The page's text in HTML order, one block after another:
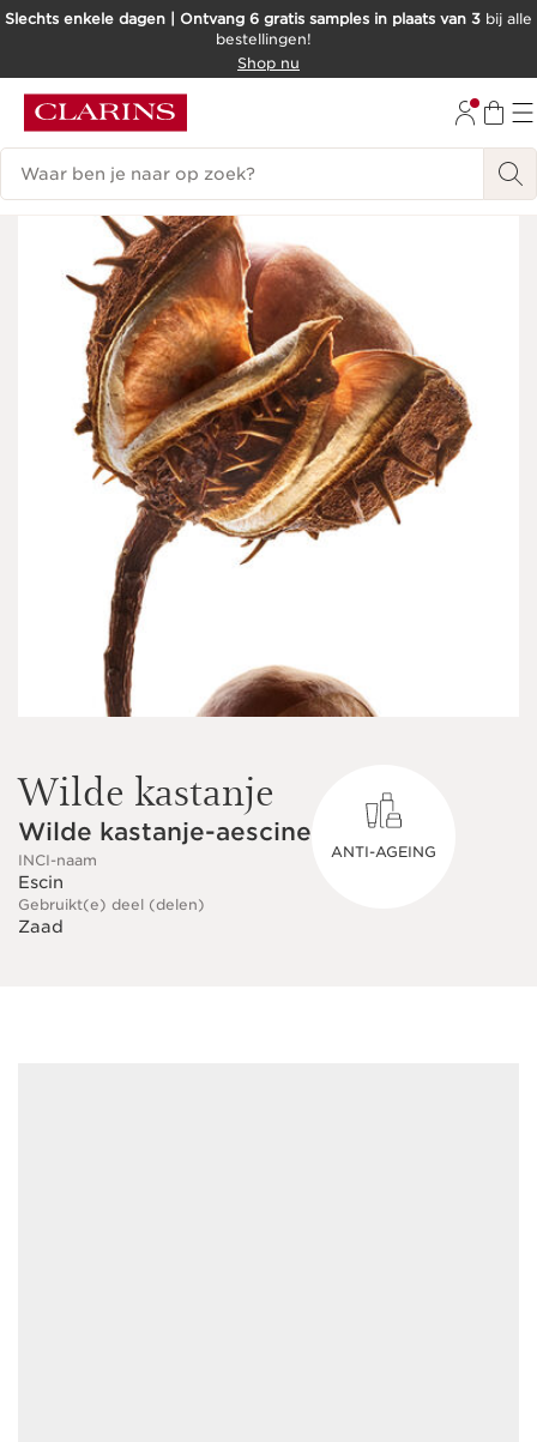
DOORGAAN NAAR INHOUD
Slechts enkele dagen | Ontvang 6 gratis samples in plaats van 3 bij alle
bestellingen!
Shop nu
Zoekgeschiedenis
Wilde kastanje
Wilde kastanje-aescine
INCI-naam
Escin
Gebruikt(e) deel (delen)
Zaad
ANTI-AGEING